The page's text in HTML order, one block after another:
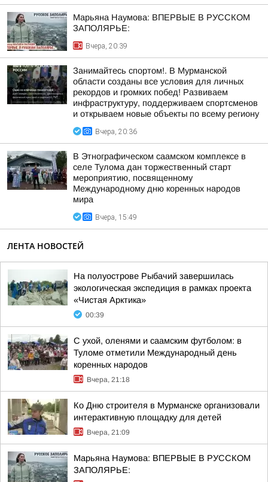
Марьяна Наумова: ВПЕРВЫЕ В РУССКОМ
ЗАПОЛЯРЬЕ:
Вчера, 20:39
Занимайтесь спортом!. В Мурманской
области созданы все условия для личных
рекордов и громких побед! Развиваем
инфраструктуру, поддерживаем спортсменов
и открываем новые объекты по всему региону
Вчера, 20:36
В Этнографическом саамском комплексе в
селе Тулома дан торжественный старт
мероприятию, посвященному
Международному дню коренных народов
мира
Вчера, 15:49
ЛЕНТА НОВОСТЕЙ
На полуострове Рыбачий завершилась
экологическая экспедиция в рамках проекта
«Чистая Арктика»
00:39
С ухой, оленями и саамским футболом: в
Туломе отметили Международный день
коренных народов
Вчера, 21:18
Ко Дню строителя в Мурманске организовали
интерактивную площадку для детей
Вчера, 21:09
Марьяна Наумова: ВПЕРВЫЕ В РУССКОМ
ЗАПОЛЯРЬЕ: